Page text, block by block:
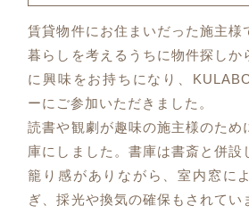
賃貸物件にお住まいだった施主様
暮らしを考えるうちに物件探しか
に興味をお持ちになり、
ーにご参加いただきました。
読書や観劇が趣味の施主様のため
庫にしました。書庫は書斎と併設
籠り感がありながら、室内窓に
ぎ、採光や換気の確保もされてい